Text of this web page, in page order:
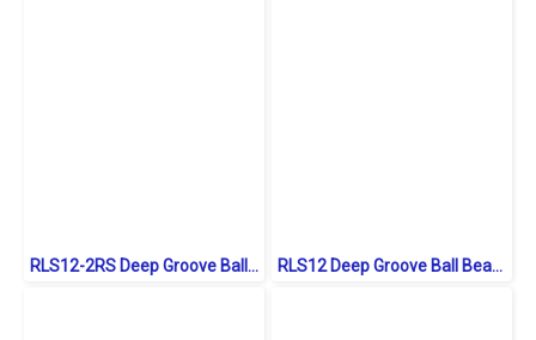
RLS12-2RS Deep Groove Ball Bearings inch. Seal Type RLS12 Deep Groove Ball Bearings inch. Open Type